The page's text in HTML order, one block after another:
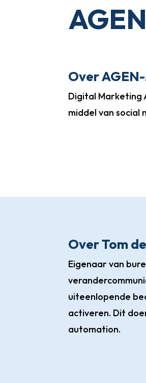
Over
Digital Marketing
middel van social
Over Tom
Eigenaar van
uiteenlopende
activeren. Dit
automation.